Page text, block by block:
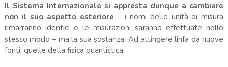
Il Sistema Internazionale si appresta dunque a cambiare
non il suo aspetto esteriore – i nomi delle unità di misura
rimarranno identici e le misurazioni saranno effettuate nello
stesso modo – ma la sua sostanza. Ad attingere linfa da nuove
fonti, quelle della fisica quantistica.